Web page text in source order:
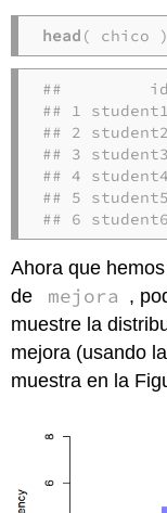
head ( chico )
##         id
## 1
## 2
## 3
## 4
## 5
## 6
Ahora que
de
mejora ,
muestre la
mejora (usando
muestra en la